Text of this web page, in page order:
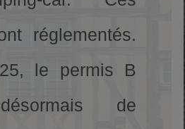
réglementés.
le permis B
de